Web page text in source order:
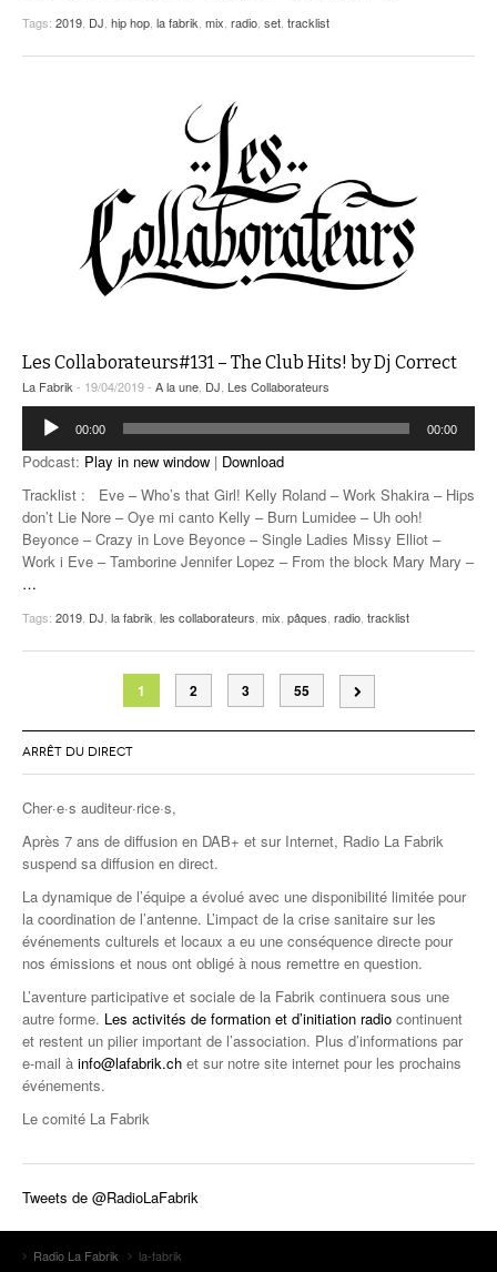
Tags: 2019 DJ hip hop la fabrik mix radio set tracklist
Les Collaborateurs#131 – The Club Hits! by Dj Correct
La Fabrik - 19/04/2019 - A la une DJ Les Collaborateurs
Lecteur
audio
00:00 00:00
Podcast: Play in new window | Download
Tracklist : Eve – Who’s that Girl! Kelly Roland – Work Shakira – Hips
don’t Lie Nore – Oye mi canto Kelly – Burn Lumidee – Uh ooh!
Beyonce – Crazy in Love Beyonce – Single Ladies Missy Elliot –
Work i Eve – Tamborine Jennifer Lopez – From the block Mary Mary –
…
Tags: 2019 DJ la fabrik les collaborateurs mix pâques radio tracklist
1 2 3 55
ARRÊT DU DIRECT
Cher·e·s auditeur·rice·s,
Après 7 ans de diffusion en DAB+ et sur Internet, Radio La Fabrik
suspend sa diffusion en direct.
La dynamique de l’équipe a évolué avec une disponibilité limitée pour
la coordination de l’antenne. L’impact de la crise sanitaire sur les
événements culturels et locaux a eu une conséquence directe pour
nos émissions et nous ont obligé à nous remettre en question.
L’aventure participative et sociale de la Fabrik continuera sous une
autre forme. Les activités de formation et d’initiation radio continuent
et restent un pilier important de l’association. Plus d’informations par
e-mail à info@lafabrik.ch et sur notre site internet pour les prochains
événements.
Le comité La Fabrik
Tweets de @RadioLaFabrik
Radio La Fabrik la-fabrik